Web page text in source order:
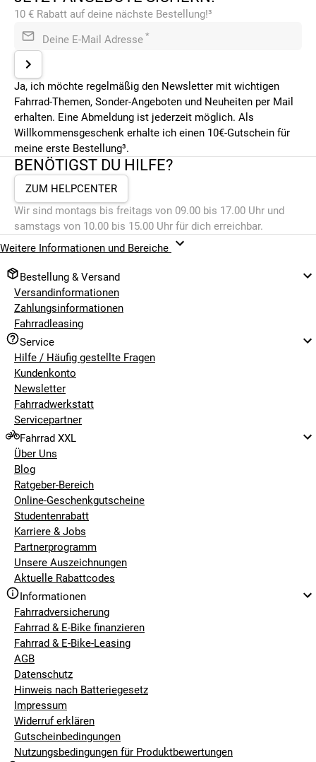
10 € Rabatt auf deine nächste Bestellung!³
Deine E-Mail Adresse *
Ja, ich möchte regelmäßig den Newsletter mit wichtigen
Fahrrad-Themen, Sonder-Angeboten und Neuheiten per Mail
erhalten. Eine Abmeldung ist jederzeit möglich. Als
Willkommensgeschenk erhalte ich einen 10€-Gutschein für
meine erste Bestellung³.
BENÖTIGST DU HILFE?
ZUM HELPCENTER
Wir sind montags bis freitags von 09.00 bis 17.00 Uhr und
samstags von 10.00 bis 15.00 Uhr für dich erreichbar.
Weitere Informationen und Bereiche
Bestellung & Versand
Versandinformationen
Zahlungsinformationen
Fahrradleasing
Service
Hilfe / Häufig gestellte Fragen
Kundenkonto
Newsletter
Fahrradwerkstatt
Servicepartner
Fahrrad XXL
Über Uns
Blog
Ratgeber-Bereich
Online-Geschenkgutscheine
Studentenrabatt
Karriere & Jobs
Partnerprogramm
Unsere Auszeichnungen
Aktuelle Rabattcodes
Informationen
Fahrradversicherung
Fahrrad & E-Bike finanzieren
Fahrrad & E-Bike-Leasing
AGB
Datenschutz
Hinweis nach Batteriegesetz
Impressum
Widerruf erklären
Gutscheinbedingungen
Nutzungsbedingungen für Produktbewertungen